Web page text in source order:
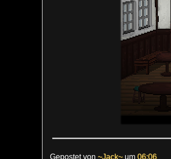
Gepostet von ~Jack~ um 06:06